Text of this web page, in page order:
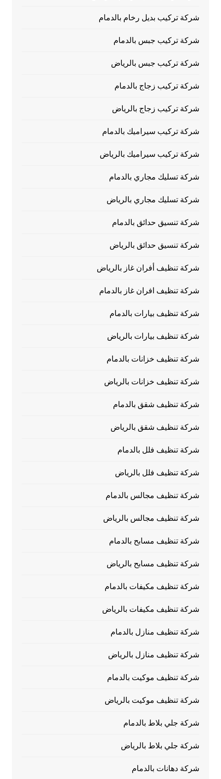
شركة تركيب بديل رخام بالدمام
شركة تركيب جبس بالدمام
شركة تركيب جبس بالرياض
شركة تركيب زجاج بالدمام
شركة تركيب زجاج بالرياض
شركة تركيب سيراميك بالدمام
شركة تركيب سيراميك بالرياض
شركة تسليك مجاري بالدمام
شركة تسليك مجاري بالرياض
شركة تنسيق حدائق بالدمام
شركة تنسيق حدائق بالرياض
شركة تنظيف أفران غاز بالرياض
شركة تنظيف افران غاز بالدمام
شركة تنظيف بيارات بالدمام
شركة تنظيف بيارات بالرياض
شركة تنظيف خزانات بالدمام
شركة تنظيف خزانات بالرياض
شركة تنظيف شقق بالدمام
شركة تنظيف شقق بالرياض
شركة تنظيف فلل بالدمام
شركة تنظيف فلل بالرياض
شركة تنظيف مجالس بالدمام
شركة تنظيف مجالس بالرياض
شركة تنظيف مسابح بالدمام
شركة تنظيف مسابح بالرياض
شركة تنظيف مكيفات بالدمام
شركة تنظيف مكيفات بالرياض
شركة تنظيف منازل بالدمام
شركة تنظيف منازل بالرياض
شركة تنظيف موكيت بالدمام
شركة تنظيف موكيت بالرياض
شركة جلي بلاط بالدمام
شركة جلي بلاط بالرياض
شركة دهانات بالدمام